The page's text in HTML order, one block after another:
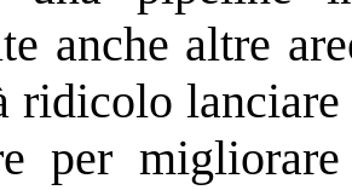
anche altre
ridicolo
per